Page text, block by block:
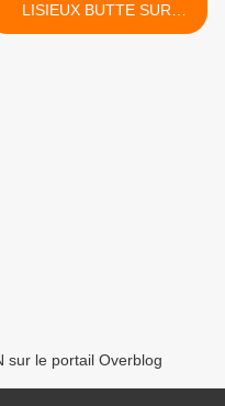
LISIEUX BUTTE SUR
GONFREVILLE >
sur le portail Overblog